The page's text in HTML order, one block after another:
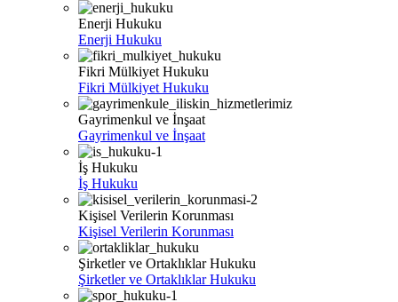
Enerji Hukuku
Enerji Hukuku
Fikri Mülkiyet Hukuku
Fikri Mülkiyet Hukuku
Gayrimenkul ve İnşaat
Gayrimenkul ve İnşaat
İş Hukuku
İş Hukuku
Kişisel Verilerin Korunması
Kişisel Verilerin Korunması
Şirketler ve Ortaklıklar Hukuku
Şirketler ve Ortaklıklar Hukuku